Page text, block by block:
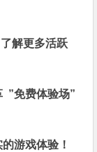
了解更多活跃
”免费体验场”
游戏体验！